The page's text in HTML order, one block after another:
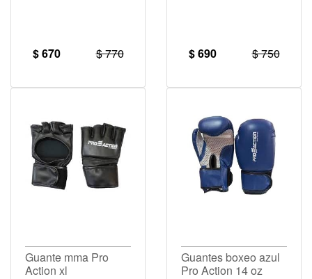
$ 670 $ 770 $ 690 $ 750
Guante mma Pro
Action xl
Guantes boxeo azul
Pro Action 14 oz